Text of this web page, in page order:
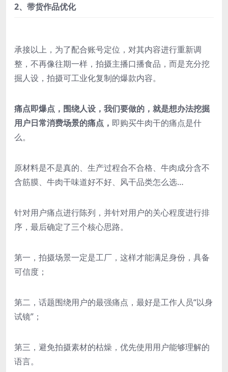
2、带货作品优化
承接以上，为了配合账号定位，对其内容进行重新调
整，不再像往期一样，拍摄主播口播食品，而是充分挖
掘人设，拍摄可工业化复制的爆款内容。
痛点即爆点，围绕人设，我们要做的，就是想办法挖掘
用户日常消费场景的痛点， 即购买牛肉干的痛点是什
么。
原材料是不是真的、生产过程合不合格、牛肉成分含不
含筋膜、牛肉干味道好不好、风干品类怎么选…
针对用户痛点进行陈列，并针对用户的关心程度进行排
序，最后确定了三个核心思路。
第一，拍摄场景一定是工厂，这样才能满足身份，具备
可信度；
第二，话题围绕用户的最强痛点，最好是工作人员“以身
试镜”；
第三，避免拍摄素材的枯燥，优先使用用户能够理解的
语言。